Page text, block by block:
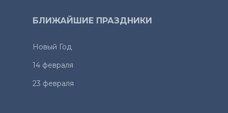
БЛИЖАЙШИЕ ПРАЗДНИКИ
Новый Год
14 февраля
23 февраля